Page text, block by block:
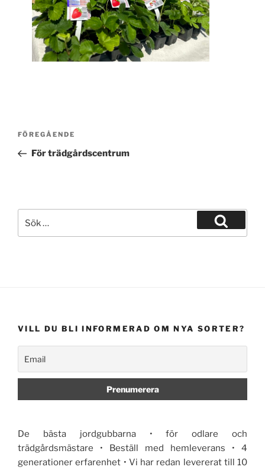
Inläggsnavigering
Föregående
inlägg
FÖREGÅENDE
För trädgårdscentrum
efter:
Sök
VILL DU BLI INFORMERAD OM NYA SORTER?
De bästa jordgubbarna • för odlare och
trädgårdsmästare • Beställ med hemleverans • 4
generationer erfarenhet • Vi har redan levererat till 10